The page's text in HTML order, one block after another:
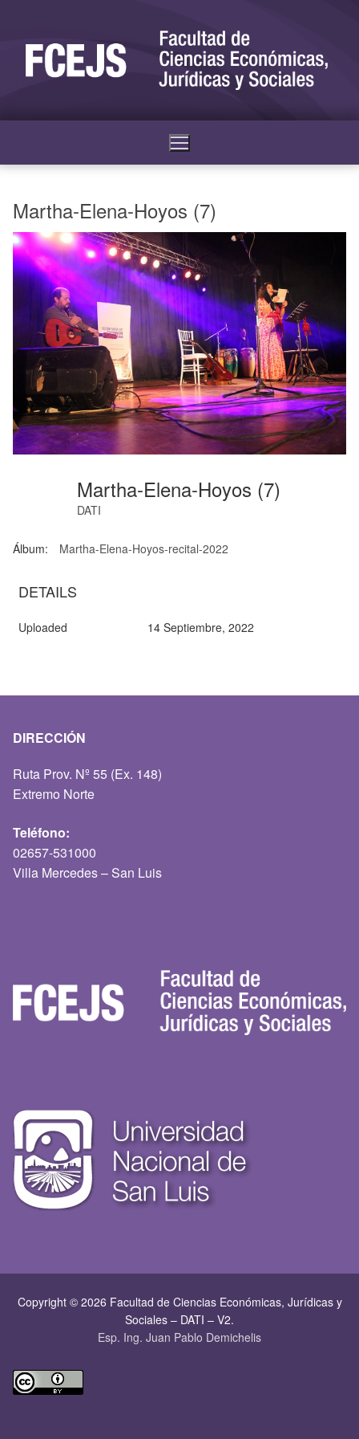
Martha-Elena-Hoyos (7)
Martha-Elena-Hoyos (7)
DATI
Álbum: Martha-Elena-Hoyos-recital-2022
DETAILS
Uploaded 14 Septiembre, 2022
DIRECCIÓN
Ruta Prov. Nº 55 (Ex. 148)
Extremo Norte
Teléfono:
02657-531000
Villa Mercedes – San Luis
Copyright © 2026 Facultad de Ciencias Económicas, Jurí­dicas y
Sociales – DATI – V2.
Esp. Ing. Juan Pablo Demichelis